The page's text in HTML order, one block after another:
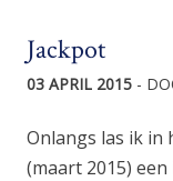
Jackpot
03 APRIL 2015 -
Onlangs las ik in
(maart 2015)